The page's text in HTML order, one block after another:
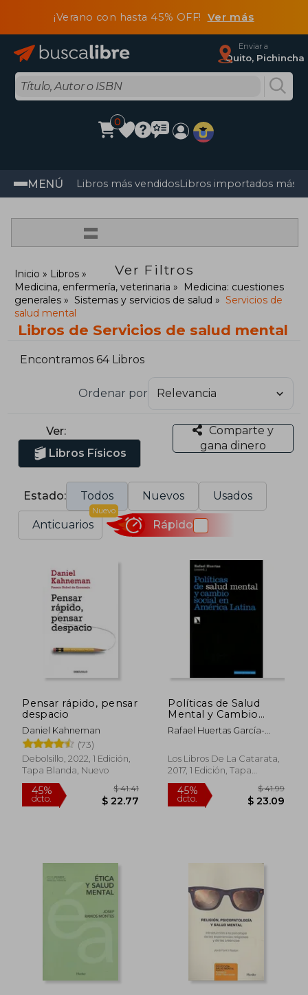
¡Verano con hasta 45% OFF! Ver más
Enviar a
Quito, Pichincha
0
MENÚ Libros más vendidosLibros importados más
=
Ver Filtros
Inicio
Libros
Medicina, enfermería, veterinaria
Medicina: cuestiones
generales
Sistemas y servicios de salud
Servicios de
salud mental
Libros de Servicios de salud mental
Encontramos 64 Libros
Ordenar por
Ver:
Libros Físicos
Comparte y
gana dinero
Estado: Todos Nuevos Usados
Anticuarios
Nuevo
Rápido
Pensar rápido, pensar
despacio
Daniel Kahneman
(73)
Debolsillo, 2022, 1 Edición,
Tapa Blanda, Nuevo
45%
$ 22.77
Políticas de Salud
Mental y Cambio
Social en América
Latina (Investigación
Rafael Huertas García-
Los Libros De La Catarata,
2017, 1 Edición, Tapa
Blanda, Nuevo
dcto.